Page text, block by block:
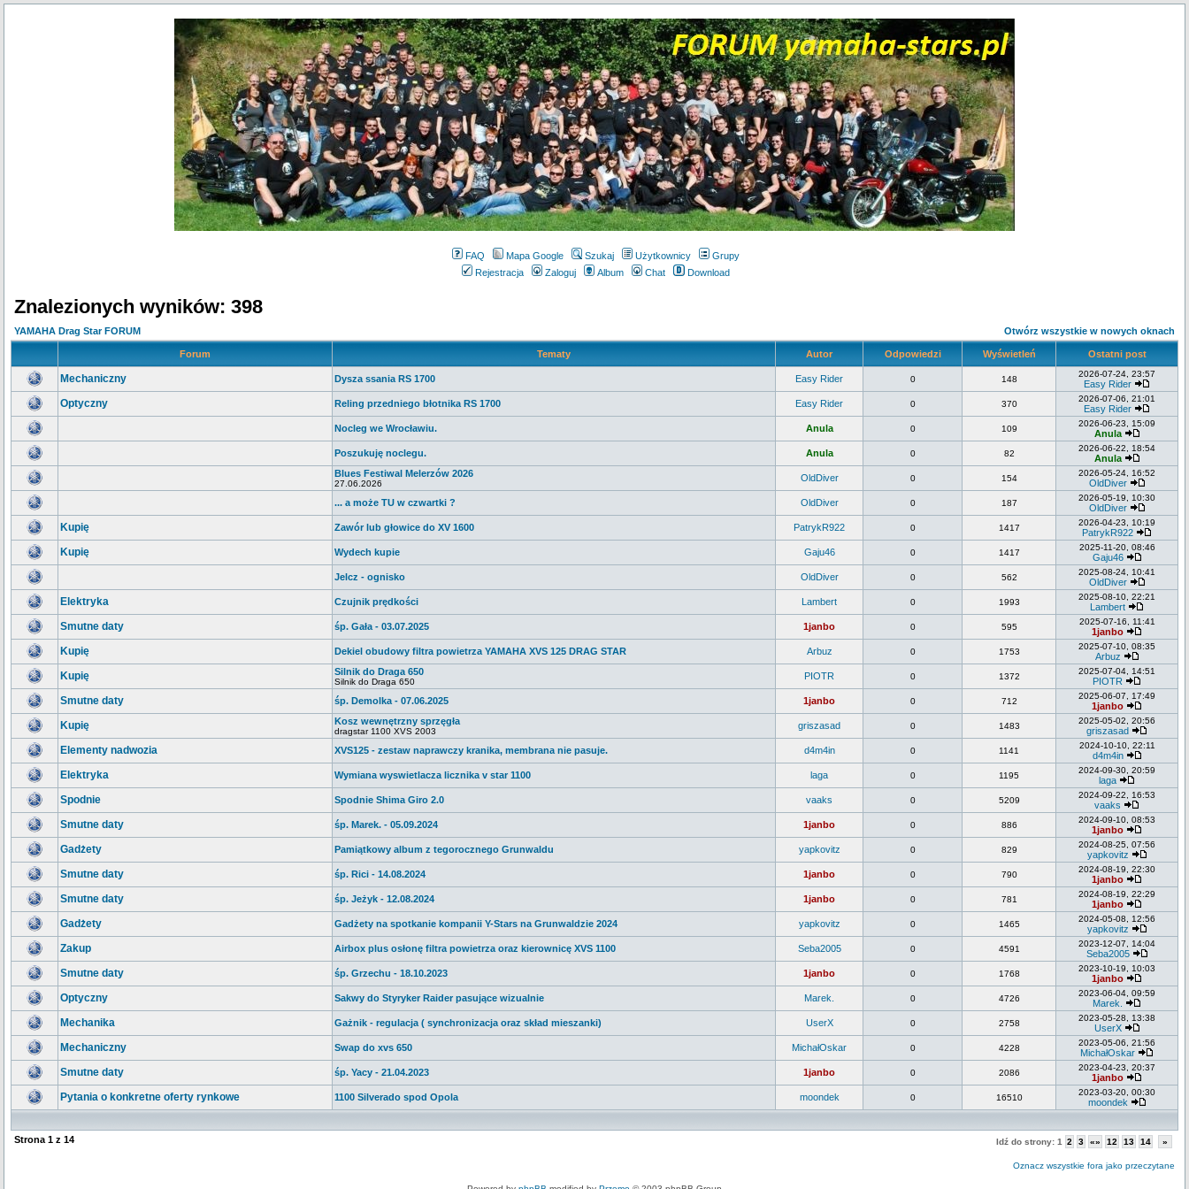
FAQ Mapa Google Szukaj Użytkownicy
Grupy
Rejestracja
Zaloguj Album Chat Download
Znalezionych wyników: 398
YAMAHA Drag Star FORUM Otwórz wszystkie w nowych oknach
Forum Tematy Autor Odpowiedzi Wyświetleń Ostatni post
Mechaniczny Dysza ssania RS 1700 Easy Rider 0 148
2026-07-24, 23:57
Easy Rider
Optyczny Reling przedniego błotnika RS 1700 Easy Rider 0 370
2026-07-06, 21:01
Easy Rider
Nocleg we Wrocławiu.
Anula 0 109
2026-06-23, 15:09
Anula
Poszukuję noclegu.
Anula 0 82
2026-06-22, 18:54
Anula
Blues Festiwal Melerzów 2026
27.06.2026
OldDiver 0 154
2026-05-24, 16:52
OldDiver
... a może TU w czwartki ?
OldDiver 0 187
2026-05-19, 10:30
OldDiver
Kupię Zawór lub głowice do XV 1600 PatrykR922 0 1417
2026-04-23, 10:19
PatrykR922
Kupię Wydech kupie Gaju46 0 1417
2025-11-20, 08:46
Gaju46
Jelcz - ognisko
OldDiver 0 562
2025-08-24, 10:41
OldDiver
Elektryka Czujnik prędkości Lambert 0 1993
2025-08-10, 22:21
Lambert
Smutne daty śp. Gała - 03.07.2025 1janbo 0 595
2025-07-16, 11:41
1janbo
Kupię Dekiel obudowy filtra powietrza YAMAHA XVS 125 DRAG STAR Arbuz 0 1753
2025-07-10, 08:35
Arbuz
Kupię Silnik do Draga 650
Silnik do Draga 650
PIOTR 0 1372
2025-07-04, 14:51
PIOTR
Smutne daty śp. Demolka - 07.06.2025 1janbo 0 712
2025-06-07, 17:49
1janbo
Kupię Kosz wewnętrzny sprzęgła
dragstar 1100 XVS 2003
griszasad 0 1483
2025-05-02, 20:56
griszasad
Elementy nadwozia XVS125 - zestaw naprawczy kranika, membrana nie pasuje. d4m4in 0 1141
2024-10-10, 22:11
d4m4in
Elektryka Wymiana wyswietlacza licznika v star 1100 laga 0 1195
2024-09-30, 20:59
laga
Spodnie Spodnie Shima Giro 2.0 vaaks 0 5209
2024-09-22, 16:53
vaaks
Smutne daty śp. Marek. - 05.09.2024 1janbo 0 886
2024-09-10, 08:53
1janbo
Gadżety Pamiątkowy album z tegorocznego Grunwaldu yapkovitz 0 829
2024-08-25, 07:56
yapkovitz
Smutne daty śp. Rici - 14.08.2024 1janbo 0 790
2024-08-19, 22:30
1janbo
Smutne daty śp. Jeżyk - 12.08.2024 1janbo 0 781
2024-08-19, 22:29
1janbo
Gadżety Gadżety na spotkanie kompanii Y-Stars na Grunwaldzie 2024 yapkovitz 0 1465
2024-05-08, 12:56
yapkovitz
Zakup Airbox plus osłonę filtra powietrza oraz kierownicę XVS 1100 Seba2005 0 4591
2023-12-07, 14:04
Seba2005
Smutne daty śp. Grzechu - 18.10.2023 1janbo 0 1768
2023-10-19, 10:03
1janbo
Optyczny Sakwy do Styryker Raider pasujące wizualnie Marek. 0 4726
2023-06-04, 09:59
Marek.
Mechanika Gażnik - regulacja ( synchronizacja oraz skład mieszanki) UserX 0 2758
2023-05-28, 13:38
UserX
Mechaniczny Swap do xvs 650 MichałOskar 0 4228
2023-05-06, 21:56
MichałOskar
Smutne daty śp. Yacy - 21.04.2023 1janbo 0 2086
2023-04-23, 20:37
1janbo
Pytania o konkretne oferty rynkowe 1100 Silverado spod Opola moondek 0 16510
2023-03-20, 00:30
moondek
Strona 1 z 14 Idź do strony: 1 2 3 «» 12 13 14 »
Oznacz wszystkie fora jako przeczytane